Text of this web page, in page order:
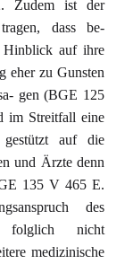
Zudem ist der
dass be-
Hinblick auf ihre
eher zu Gunsten
gen (BGE 125
im Streitfall eine
gestützt auf die
und Ärzte denn
135 V 465 E.
des
folglich nicht
medizinische